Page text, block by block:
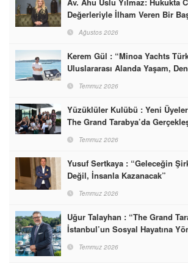
Değerleriyle İlham Veren Bir
Ağustos 2026
Kerem Gül : “Minoa Yachts
Uluslararası Alanda Yaşam,
Markası Olacak”
Temmuz 2026
Yüzüklüler Kulübü : Yeni
The Grand Tarabya’da
Temmuz 2026
Yusuf Sertkaya : “Geleceğin
Değil, İnsanla Kazanacak”
Temmuz 2026
Uğur Talayhan : “The Grand
İstanbul’un Sosyal Hayatına
Destinasyon Haline Getirmeyi
Temmuz 2026